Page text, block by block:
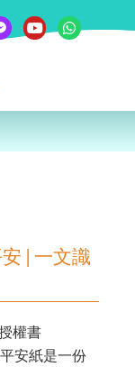
| 一文識
權書
平安紙是一份